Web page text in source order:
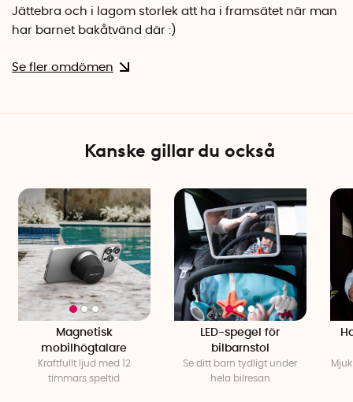
Jättebra och i lagom storlek att ha i framsätet när man
har barnet bakåtvänd där :)
Se fler omdömen
Kanske gillar du också
Magnetisk
mobilhögtalare
Kraftfullt ljud med 12
timmars speltid
LED-spegel för
bilbarnstol
Se ditt barn tydligt under
hela bilresan